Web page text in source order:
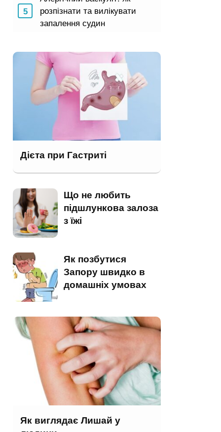
розпізнати та вилікувати
запалення судин
Дієта при Гастриті
Що не любить
підшлункова залоза
з їжі
Як позбутися
Запору швидко в
домашніх умовах
Як виглядає Лишай у